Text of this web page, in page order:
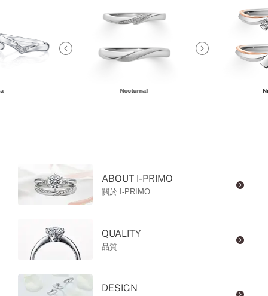
Nocturnal
ABOUT I-PRIMO
關於 I-PRIMO
QUALITY
品質
DESIGN